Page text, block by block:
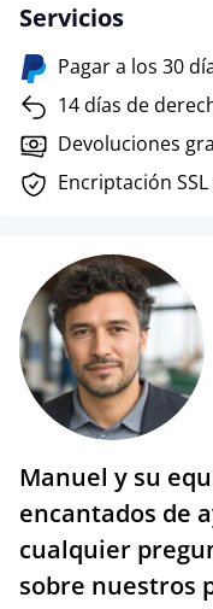
Servicios
Pagar a los 30
14 días de
Devoluciones
Encriptación
Manuel y su
encantados de
cualquier
sobre nuestros